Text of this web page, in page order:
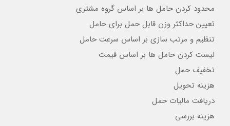
محدود کردن حامل ها بر اساس گروه مشتری
تعیین حداکثر وزن قابل حمل برای حامل
تنظیم و مرتب سازی بر اساس سرعت حامل
لیست کردن حامل ها بر اساس قیمت
تخفیف حمل
هزینه تحویل
دریافت مالیات حمل
هزینه بررسی